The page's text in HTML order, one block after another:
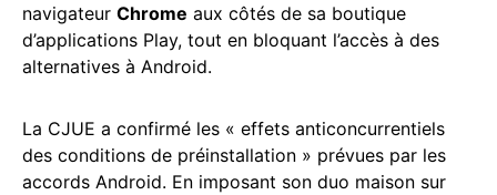
navigateur Chrome aux côtés de sa boutique
d’applications Play, tout en bloquant l’accès à des
alternatives à Android.
La CJUE a confirmé les « effets anticoncurrentiels
des conditions de préinstallation » prévues par les
accords Android. En imposant son duo maison sur